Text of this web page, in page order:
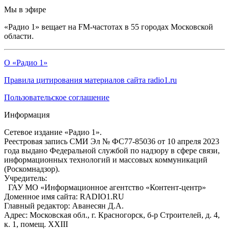
Мы в эфире
«Радио 1» вещает на FM-частотах в 55 городах Московской
области.
О «Радио 1»
Правила цитирования материалов сайта radio1.ru
Пользовательское соглашение
Информация
Сетевое издание «Радио 1».
Реестровая запись СМИ Эл № ФС77-85036 от 10 апреля 2023
года выдано Федеральной службой по надзору в сфере связи,
информационных технологий и массовых коммуникаций
(Роскомнадзор).
Учредитель:
ГАУ МО «Информационное агентство «Контент-центр»
Доменное имя сайта: RADIO1.RU
Главный редактор: Аванесян Д.А.
Адрес: Московская обл., г. Красногорск, б-р Строителей, д. 4,
к. 1, помещ. XXIII